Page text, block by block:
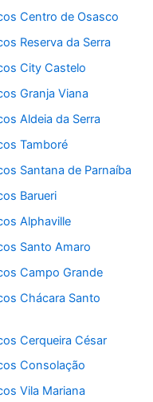
Centro de Osasco
Reserva da Serra
City Castelo
Granja Viana
Aldeia da Serra
Tamboré
Santana de Parnaíba
Barueri
Alphaville
Santo Amaro
Campo Grande
Chácara Santo
Cerqueira César
Consolação
Vila Mariana